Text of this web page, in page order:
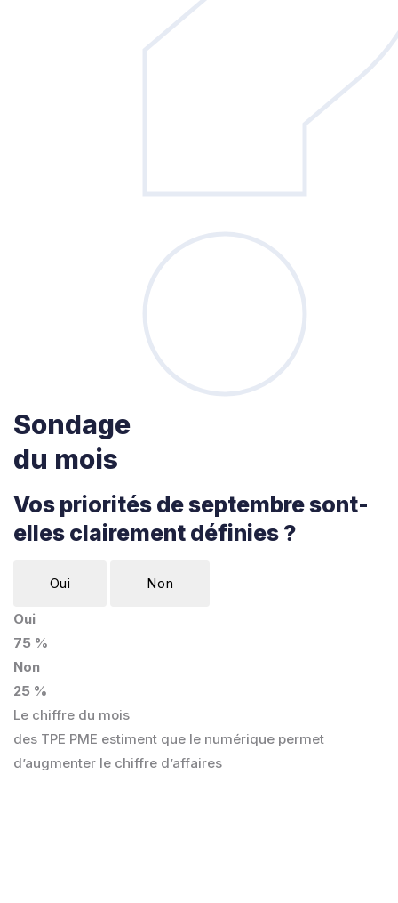
Sondage
du mois
Vos priorités de septembre sont-
elles clairement définies ?
Oui Non
Oui
75 %
Non
25 %
Le chiffre du mois
des TPE PME estiment que le numérique permet
d’augmenter le chiffre d’affaires